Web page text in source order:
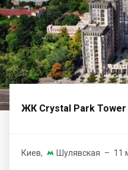
ЖК Crystal Park Tower
Киев,  Шулявская – 11